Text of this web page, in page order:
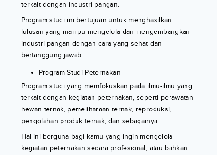
terkait dengan industri pangan.
Program studi ini bertujuan untuk menghasilkan
lulusan yang mampu mengelola dan mengembangkan
industri pangan dengan cara yang sehat dan
bertanggung jawab.
Program Studi Peternakan
Program studi yang memfokuskan pada ilmu-ilmu yang
terkait dengan kegiatan peternakan, seperti perawatan
hewan ternak, pemeliharaan ternak, reproduksi,
pengolahan produk ternak, dan sebagainya.
Hal ini berguna bagi kamu yang ingin mengelola
kegiatan peternakan secara profesional, atau bahkan